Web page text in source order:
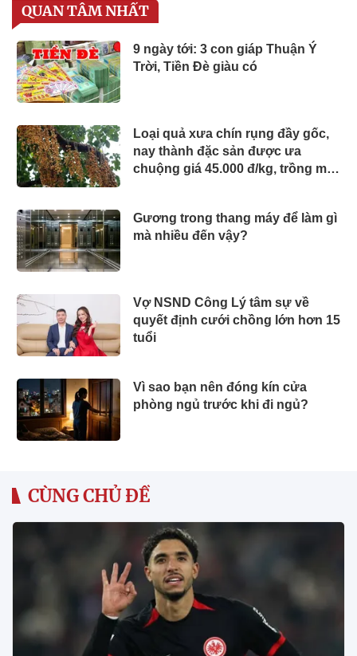
QUAN TÂM NHẤT
9 ngày tới: 3 con giáp Thuận Ý
Trời, Tiền Đè giàu có
Loại quả xưa chín rụng đầy gốc,
nay thành đặc sản được ưa
chuộng giá 45.000 đ/kg, trồng một
Gương trong thang máy để làm gì
mà nhiều đến vậy?
Vợ NSND Công Lý tâm sự về
quyết định cưới chồng lớn hơn 15
tuổi
Vì sao bạn nên đóng kín cửa
phòng ngủ trước khi đi ngủ?
CÙNG CHỦ ĐỀ